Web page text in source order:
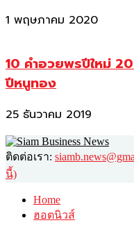
1 พฤษภาคม 2020
10 คำอวยพรปีใหม่
ปีหนูทอง
25 ธันวาคม 2019
ติดต่อเรา:
นี้)
Home
ฮอตนิวส์